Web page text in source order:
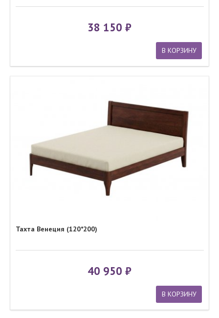
38 150
В КОРЗИНУ
Тахта Венеция (120*200)
40 950
В КОРЗИНУ